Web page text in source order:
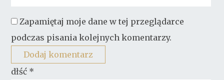
Zapamiętaj moje dane w tej przeglądarce
podczas pisania kolejnych komentarzy.
dłść *